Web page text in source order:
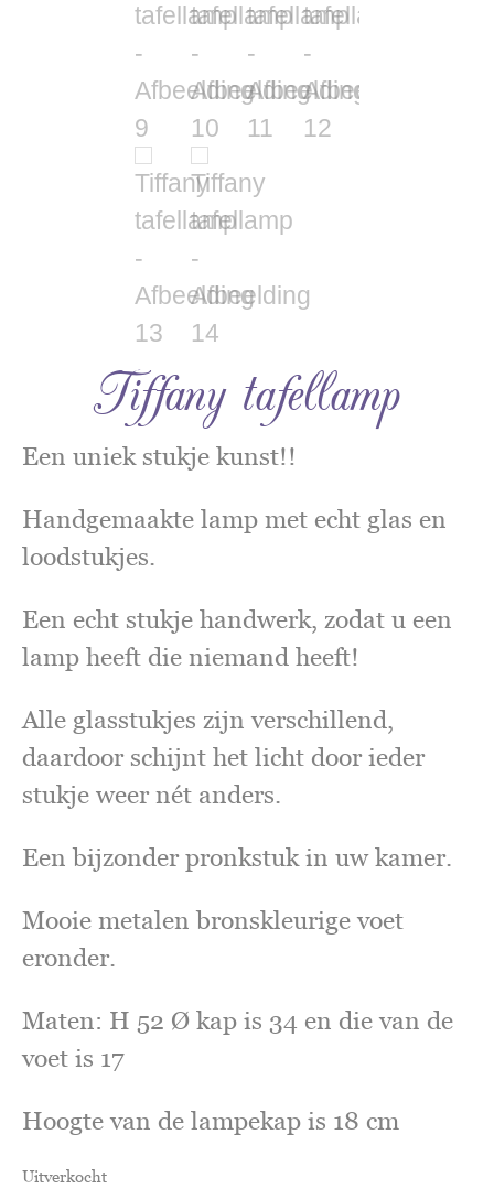
Tiffany tafellamp
Een uniek stukje kunst!!
Handgemaakte lamp met echt glas en
loodstukjes.
Een echt stukje handwerk, zodat u een
lamp heeft die niemand heeft!
Alle glasstukjes zijn verschillend,
daardoor schijnt het licht door ieder
stukje weer nét anders.
Een bijzonder pronkstuk in uw kamer.
Mooie metalen bronskleurige voet
eronder.
Maten: H 52 Ø kap is 34 en die van de
voet is 17
Hoogte van de lampekap is 18 cm
Uitverkocht